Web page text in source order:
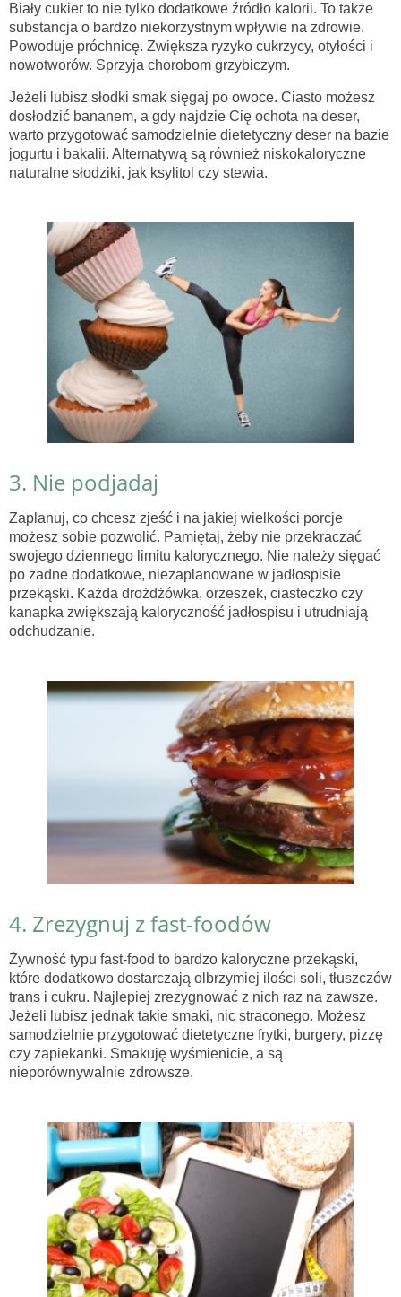
Biały cukier to nie tylko dodatkowe źródło kalorii. To także
substancja o bardzo niekorzystnym wpływie na zdrowie.
Powoduje próchnicę. Zwiększa ryzyko cukrzycy, otyłości i
nowotworów. Sprzyja chorobom grzybiczym.
Jeżeli lubisz słodki smak sięgaj po owoce. Ciasto możesz
dosłodzić bananem, a gdy najdzie Cię ochota na deser,
warto przygotować samodzielnie dietetyczny deser na bazie
jogurtu i bakalii. Alternatywą są również niskokaloryczne
naturalne słodziki, jak ksylitol czy stewia.
3. Nie podjadaj
Zaplanuj, co chcesz zjeść i na jakiej wielkości porcje
możesz sobie pozwolić. Pamiętaj, żeby nie przekraczać
swojego dziennego limitu kalorycznego. Nie należy sięgać
po żadne dodatkowe, niezaplanowane w jadłospisie
przekąski. Każda drożdżówka, orzeszek, ciasteczko czy
kanapka zwiększają kaloryczność jadłospisu i utrudniają
odchudzanie.
4. Zrezygnuj z fast-foodów
Żywność typu fast-food to bardzo kaloryczne przekąski,
które dodatkowo dostarczają olbrzymiej ilości soli, tłuszczów
trans i cukru. Najlepiej zrezygnować z nich raz na zawsze.
Jeżeli lubisz jednak takie smaki, nic straconego. Możesz
samodzielnie przygotować dietetyczne frytki, burgery, pizzę
czy zapiekanki. Smakuję wyśmienicie, a są
nieporównywalnie zdrowsze.